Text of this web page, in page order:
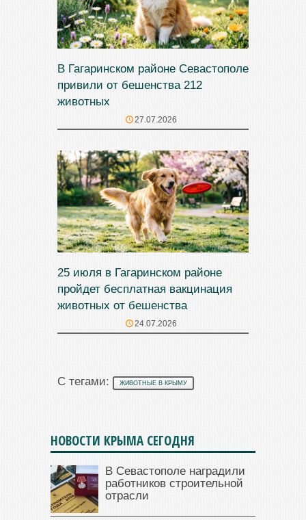
В Гагаринском районе Севастополе
привили от бешенства 212
животных
27.07.2026
25 июля в Гагаринском районе
пройдет бесплатная вакцинация
животных от бешенства
24.07.2026
С тегами: ЖИВОТНЫЕ В КРЫМУ
НОВОСТИ КРЫМА СЕГОДНЯ
В Севастополе наградили
работников строительной
отрасли